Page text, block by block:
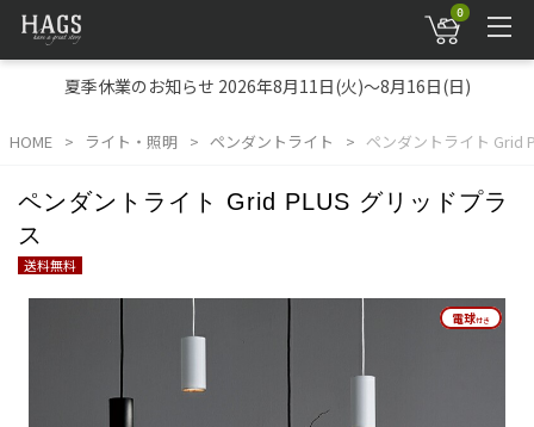
0
夏季休業のお知らせ 2026年8月11日(火)～8月16日(日)
HOME ライト・照明 ペンダントライト ペンダントライト Grid
ペンダントライト Grid PLUS グリッドプラ
ス
送料無料
電球付き
電球付き